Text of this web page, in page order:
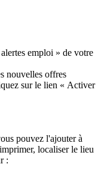
emploi » de votre
nouvelles offres
sur le lien « Activer
pouvez l'ajouter à
localiser le lieu
: